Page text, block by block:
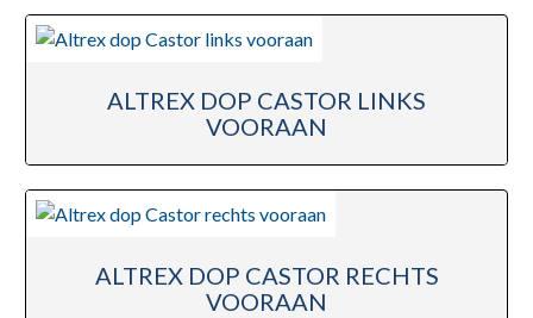
ALTREX DOP CASTOR LINKS
VOORAAN
ALTREX DOP CASTOR RECHTS
VOORAAN